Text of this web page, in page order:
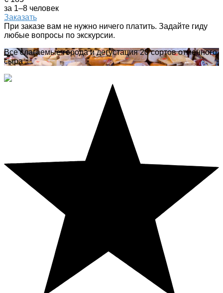
за 1–8 человек
Заказать
При заказе вам не нужно ничего платить. Задайте гиду
любые вопросы по экскурсии.
Все слагаемые города и дегустация 20 сортов отменного
сыра